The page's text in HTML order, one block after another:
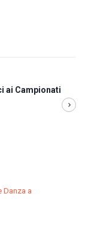
ai Campionati
Danza a